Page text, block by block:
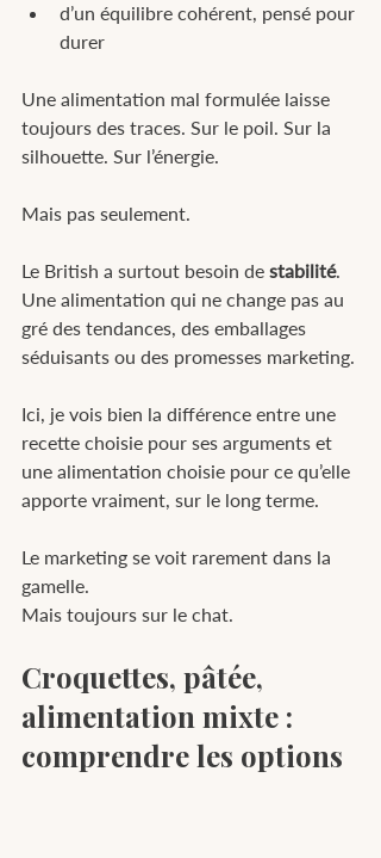
d’un équilibre cohérent, pensé pour
durer
Une alimentation mal formulée laisse
toujours des traces. Sur le poil. Sur la
silhouette. Sur l’énergie.
Mais pas seulement.
Le British a surtout besoin de stabilité.
Une alimentation qui ne change pas au
gré des tendances, des emballages
séduisants ou des promesses marketing.
Ici, je vois bien la différence entre une
recette choisie pour ses arguments et
une alimentation choisie pour ce qu’elle
apporte vraiment, sur le long terme.
Le marketing se voit rarement dans la
gamelle.
Mais toujours sur le chat.
Croquettes, pâtée,
alimentation mixte :
comprendre les options